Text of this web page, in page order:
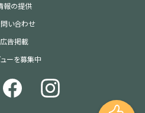
報の提供
い合わせ
広告掲載
ューを募集中